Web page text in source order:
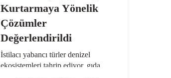
Kurtarmaya Yönelik
Çözümler
Değerlendirildi
İstilacı yabancı türler denizel
ekosistemleri tahrip ediyor, gıda